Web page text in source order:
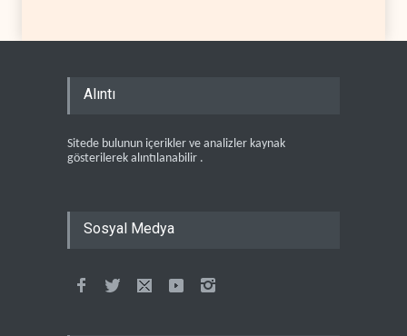
Alıntı
Sitede bulunun içerikler ve analizler kaynak
gösterilerek alıntılanabilir .
Sosyal Medya